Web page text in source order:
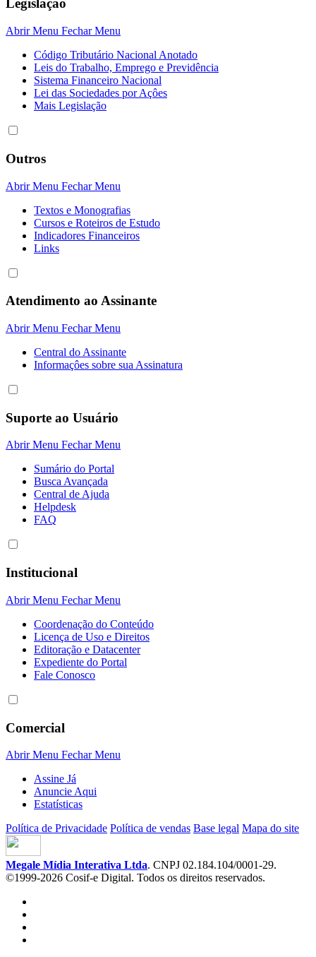
Legislação
Abrir Menu Fechar Menu
Código Tributário Nacional Anotado
Leis do Trabalho, Emprego e Previdência
Sistema Financeiro Nacional
Lei das Sociedades por Açôes
Mais Legislação
Outros
Abrir Menu Fechar Menu
Textos e Monografias
Cursos e Roteiros de Estudo
Indicadores Financeiros
Links
Atendimento ao Assinante
Abrir Menu Fechar Menu
Central do Assinante
Informaçôes sobre sua Assinatura
Suporte ao Usuário
Abrir Menu Fechar Menu
Sumário do Portal
Busca Avançada
Central de Ajuda
Helpdesk
FAQ
Institucional
Abrir Menu Fechar Menu
Coordenação do Conteúdo
Licença de Uso e Direitos
Editoração e Datacenter
Expediente do Portal
Fale Conosco
Comercial
Abrir Menu Fechar Menu
Assine Já
Anuncie Aqui
Estatísticas
Política de Privacidade Política de vendas Base legal Mapa do site
Megale Mídia Interativa Ltda. CNPJ 02.184.104/0001-29.
©1999-2026 Cosif-e Digital. Todos os direitos reservados.